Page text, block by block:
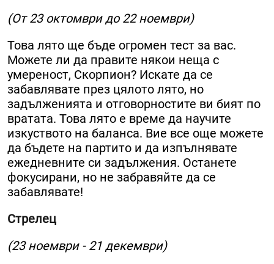
(От 23 октомври до 22 ноември)
Това лято ще бъде огромен тест за вас.
Можете ли да правите някои неща с
умереност, Скорпион? Искате да се
забавлявате през цялото лято, но
задълженията и отговорностите ви бият по
вратата. Това лято е време да научите
изкуството на баланса. Вие все още можете
да бъдете на партито и да изпълнявате
ежедневните си задължения. Останете
фокусирани, но не забравяйте да се
забавлявате!
Стрелец
(23 ноември - 21 декември)